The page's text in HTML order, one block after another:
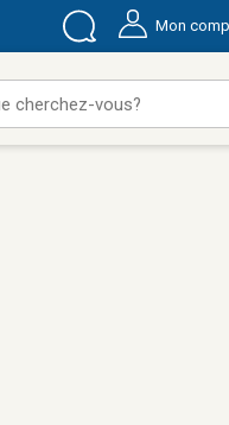
Mon
cherchez-vous?